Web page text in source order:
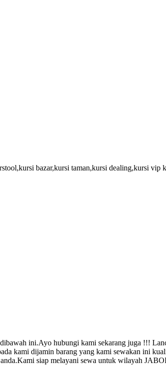
bazar,kursi taman,kursi dealing,kursi
ini.Ayo hubungi kami sekarang juga !!!
kami dijamin barang yang kami sewakan ini
siap melayani sewa untuk wilayah